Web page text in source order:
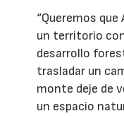
“Queremos
un territorio
desarrollo
trasladar un
monte deje de
un espacio